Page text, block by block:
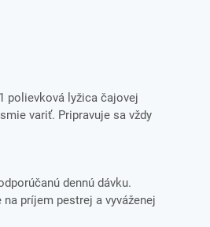
polievková lyžica čajovej
variť. Pripravuje sa vždy
dennú dávku.
príjem pestrej a vyváženej